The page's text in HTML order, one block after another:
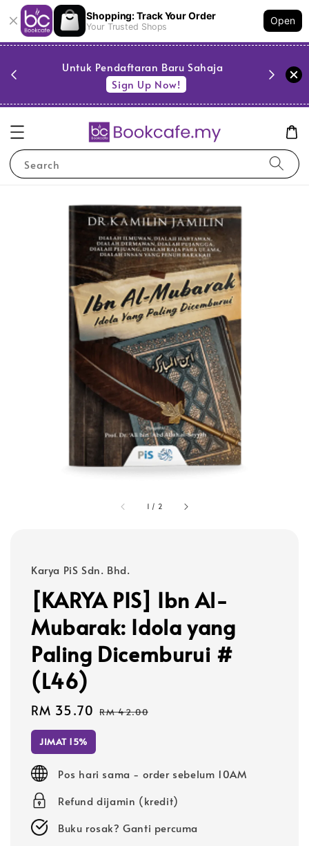
Shopping: Track Your Order
Your Trusted Shops
Open
Untuk Pendaftaran Baru Sahaja
Sign Up Now!
Search
1 / 2
Karya PiS Sdn. Bhd.
[KARYA PIS] Ibn Al-
Mubarak: Idola yang
Paling Dicemburui #
(L46)
Sale
price
RM 35.70 Regular
RM 42.00
JIMAT 15%
Pos hari sama - order sebelum 10AM
Refund dijamin (kredit)
Buku rosak? Ganti percuma